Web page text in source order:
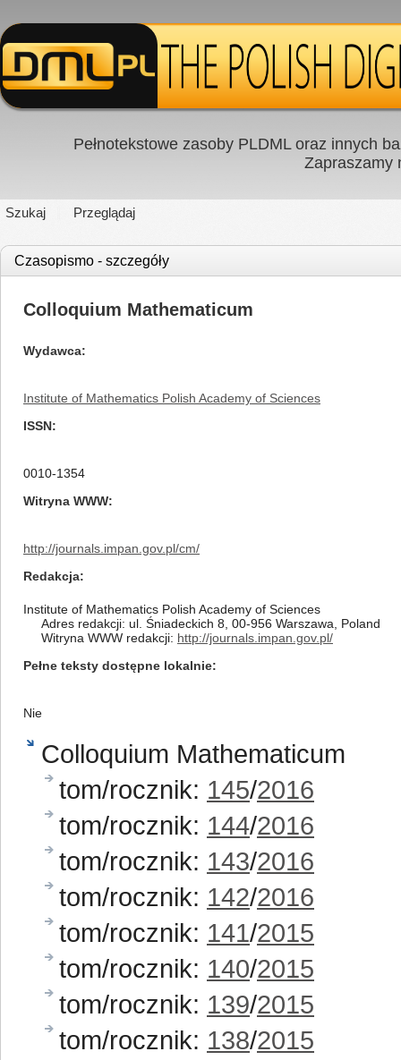
Pełnotekstowe zasoby PLDML oraz innych
Zapraszamy
Szukaj Przeglądaj
Czasopismo - szczegóły
Colloquium Mathematicum
Wydawca
Institute of Mathematics Polish Academy of Sciences
ISSN
0010-1354
Witryna WWW
http://journals.impan.gov.pl/cm/
Redakcja
Institute of Mathematics Polish Academy of Sciences
Adres redakcji: ul. Śniadeckich 8, 00-956 Warszawa, Poland
Witryna WWW redakcji: http://journals.impan.gov.pl/
Pełne teksty dostępne lokalnie
Nie
Colloquium Mathematicum
tom/rocznik: 145/2016
tom/rocznik: 144/2016
tom/rocznik: 143/2016
tom/rocznik: 142/2016
tom/rocznik: 141/2015
tom/rocznik: 140/2015
tom/rocznik: 139/2015
tom/rocznik: 138/2015